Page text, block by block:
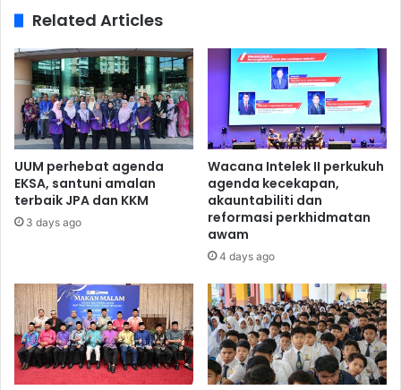
Related Articles
UUM perhebat agenda
EKSA, santuni amalan
terbaik JPA dan KKM
3 days ago
Wacana Intelek II perkukuh
agenda kecekapan,
akauntabiliti dan
reformasi perkhidmatan
awam
4 days ago